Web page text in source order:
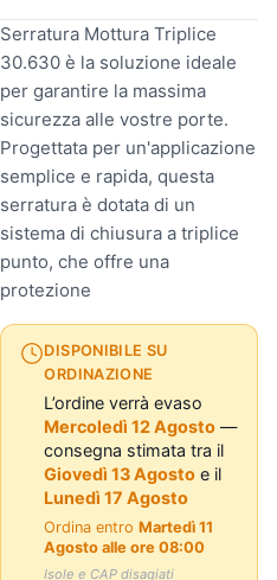
Serratura Mottura Triplice
30.630 è la soluzione ideale
per garantire la massima
sicurezza alle vostre porte.
Progettata per un'applicazione
semplice e rapida, questa
serratura è dotata di un
sistema di chiusura a triplice
punto, che offre una
protezione
DISPONIBILE SU
ORDINAZIONE
L’ordine verrà evaso
Mercoledì 12 Agosto —
consegna stimata tra il
Giovedì 13 Agosto e il
Lunedì 17 Agosto
Ordina entroMartedì 11
Agosto alle ore 08:00
Isole e CAP disagiati